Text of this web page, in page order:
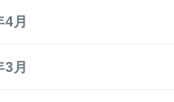
月
月